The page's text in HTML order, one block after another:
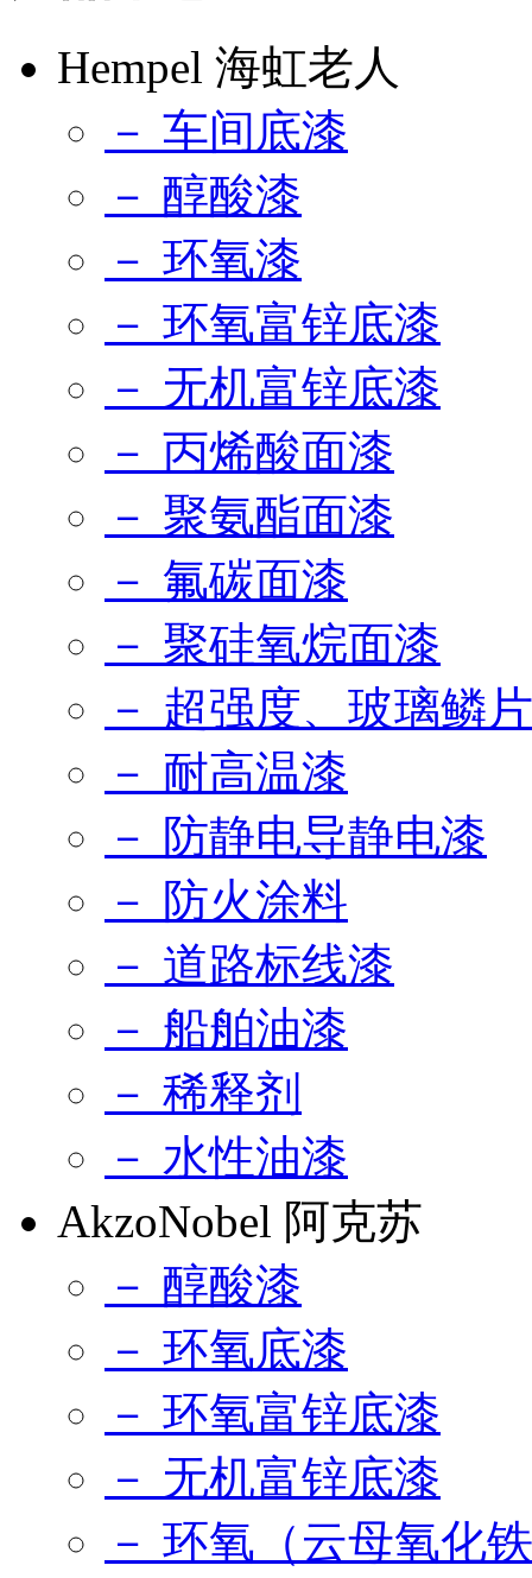
Hempel 海虹老人
－ 车间底漆
－ 醇酸漆
－ 环氧漆
－ 环氧富锌底漆
－ 无机富锌底漆
－ 丙烯酸面漆
－ 聚氨酯面漆
－ 氟碳面漆
－ 聚硅氧烷面漆
－ 超强度、玻璃鳞
－ 耐高温漆
－ 防静电导静电漆
－ 防火涂料
－ 道路标线漆
－ 船舶油漆
－ 稀释剂
－ 水性油漆
AkzoNobel 阿克苏
－ 醇酸漆
－ 环氧底漆
－ 环氧富锌底漆
－ 无机富锌底漆
－ 环氧（云母氧化